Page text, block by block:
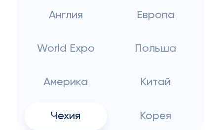
Англия Европа
World Expo Польша
Америка Китай
Чехия Корея